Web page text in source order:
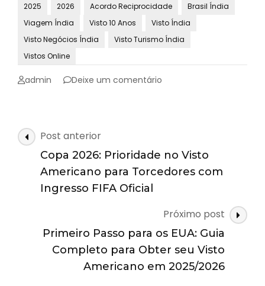
2025 2026 Acordo Reciprocidade
Brasil Índia
Viagem Índia
Visto 10 Anos
Visto Índia
Visto Negócios Índia
Visto Turismo Índia
Vistos Online
admin Deixe um comentário
Reciprocidade
Garante
Validade
Anos
(2025/2026)
Navegação
de
posts
Post anterior
Copa 2026: Prioridade no Visto
Americano para Torcedores com
Ingresso FIFA Oficial
Próximo post
Primeiro Passo para os EUA: Guia
Completo para Obter seu Visto
Americano em 2025/2026